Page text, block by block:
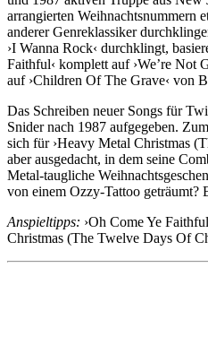
arrangierten Weihnachtsnummern
anderer Genreklassiker
›I Wanna Rock‹ durchklingt,
Faithful‹ komplett auf ›We’re Not
auf ›Children Of The Grave‹ von
Das Schreiben neuer Songs für
Snider nach 1987 aufgegeben.
sich für ›Heavy Metal Christmas
aber ausgedacht, in dem seine
Metal-taugliche
von einem Ozzy-Tattoo geträumt?
Anspieltipps: ›Oh Come Ye
Christmas (The Twelve Days Of